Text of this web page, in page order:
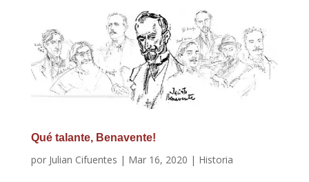
Qué talante, Benavente!
por Julian Cifuentes | Mar 16, 2020 | Historia